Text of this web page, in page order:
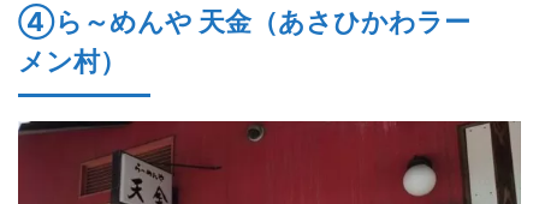
④ら～めんや 天金（あさひかわラー
メン村）